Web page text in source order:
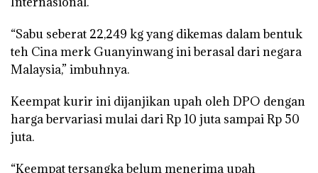
“Sabu seberat 22,249 kg yang dikemas dalam bentuk
teh Cina merk Guanyinwang ini berasal dari negara
Malaysia,” imbuhnya.
Keempat kurir ini dijanjikan upah oleh DPO dengan
harga bervariasi mulai dari Rp 10 juta sampai Rp 50
juta.
“Keempat tersangka belum menerima upah